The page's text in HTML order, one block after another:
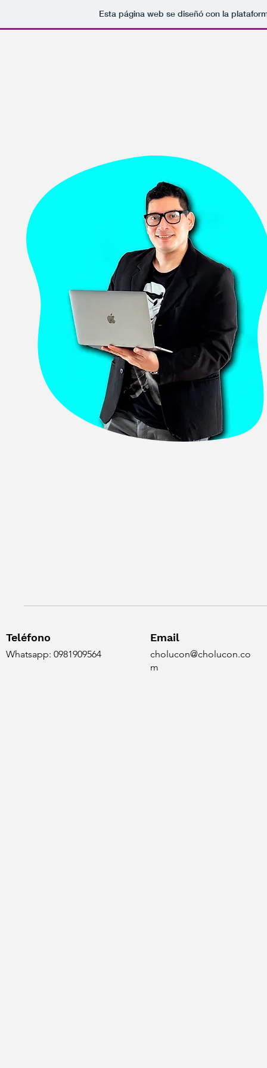
Esta página web se diseñó con la
Teléfono
Whatsapp: 0981909564
Email
cholucon@cholucon.co
m